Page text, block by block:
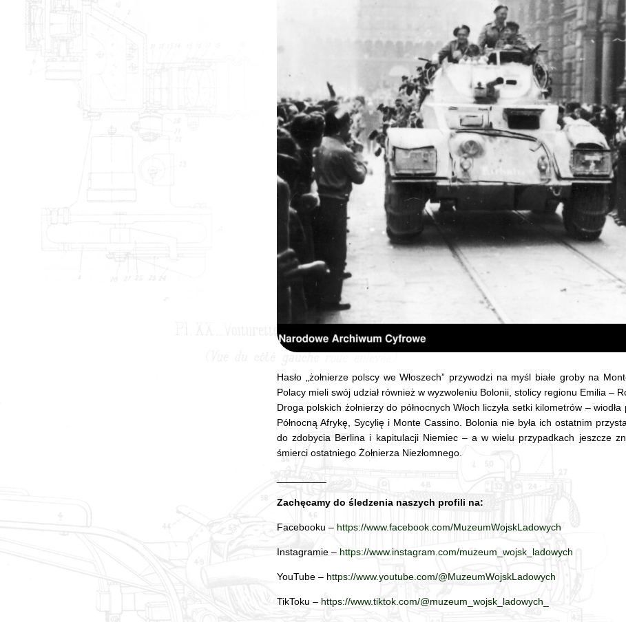
Hasło „żołnierze polscy we Włoszech” przywodzi na myśl białe groby na
Polacy mieli swój udział również w wyzwoleniu Bolonii, stolicy regionu Emilia –
Droga polskich żołnierzy do północnych Włoch liczyła setki kilometrów –
Północną Afrykę, Sycylię i Monte Cassino. Bolonia nie była ich ostatnim
do zdobycia Berlina i kapitulacji Niemiec – a w wielu przypadkach jeszcze
śmierci ostatniego Żołnierza Niezłomnego.
_________
Zachęcamy do śledzenia naszych profili na:
Facebooku – https://www.facebook.com/MuzeumWojskLadowych
Instagramie – https://www.instagram.com/muzeum_wojsk_ladowych
YouTube – https://www.youtube.com/@MuzeumWojskLadowych
TikToku – https://www.tiktok.com/@muzeum_wojsk_ladowych_